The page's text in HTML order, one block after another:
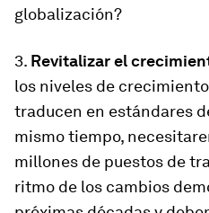
globalización?
3. Revitalizar el
los niveles de
traducen en estándares
mismo tiempo,
millones de puestos de
ritmo de los cambios